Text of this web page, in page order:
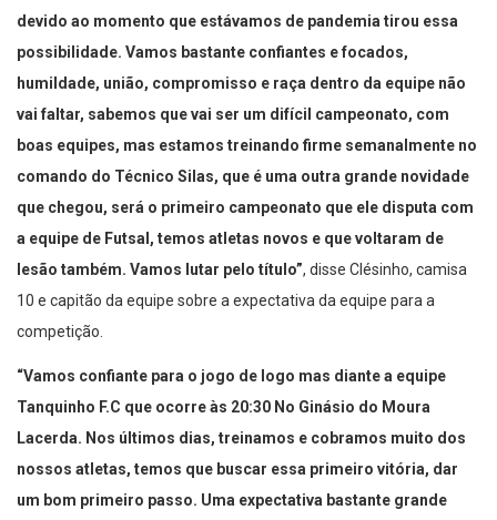
devido ao momento que estávamos de pandemia tirou essa
possibilidade. Vamos bastante confiantes e focados,
humildade, união, compromisso e raça dentro da equipe não
vai faltar, sabemos que vai ser um difícil campeonato, com
boas equipes, mas estamos treinando firme semanalmente no
comando do Técnico Silas, que é uma outra grande novidade
que chegou, será o primeiro campeonato que ele disputa com
a equipe de Futsal, temos atletas novos e que voltaram de
lesão também. Vamos lutar pelo título” , disse Clésinho, camisa
10 e capitão da equipe sobre a expectativa da equipe para a
competição.
“Vamos confiante para o jogo de logo mas diante a equipe
Tanquinho F.C que ocorre às 20:30 No Ginásio do Moura
Lacerda. Nos últimos dias, treinamos e cobramos muito dos
nossos atletas, temos que buscar essa primeiro vitória, dar
um bom primeiro passo. Uma expectativa bastante grande